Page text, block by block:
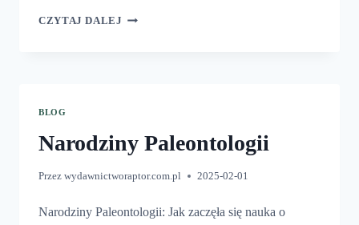
CZYTAJ DALEJ TECHNOLOGIE
BLOG
Narodziny Paleontologii
Przez wydawnictworaptor.com.pl 2025-02-01
Narodziny Paleontologii: Jak zaczęła się nauka o